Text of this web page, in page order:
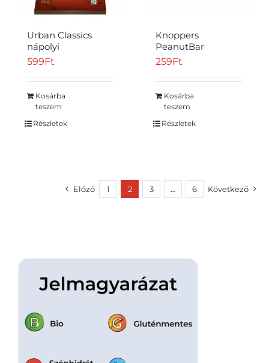
Urban Classics
nápolyi
földimogyorós
599Ft
Kosárba
teszem
Részletek
Knoppers
PeanutBar
tejkrémmel,
töltött,
tejcsokoládéval
bevont ostyaszelet
259Ft
Kosárba
teszem
Részletek
Előző 1 2 3 … 6 Következő